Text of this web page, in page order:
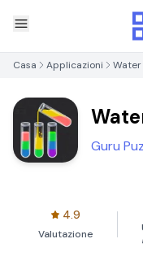
Casa Applicazioni Water
Guru
4.9
Valutazione